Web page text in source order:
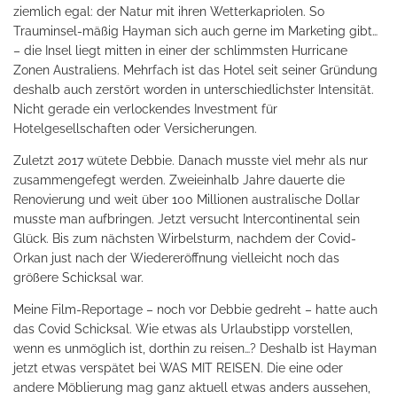
ziemlich egal: der Natur mit ihren Wetterkapriolen. So
Trauminsel-mäßig Hayman sich auch gerne im Marketing gibt…
– die Insel liegt mitten in einer der schlimmsten Hurricane
Zonen Australiens. Mehrfach ist das Hotel seit seiner Gründung
deshalb auch zerstört worden in unterschiedlichster Intensität.
Nicht gerade ein verlockendes Investment für
Hotelgesellschaften oder Versicherungen.
Zuletzt 2017 wütete Debbie. Danach musste viel mehr als nur
zusammengefegt werden. Zweieinhalb Jahre dauerte die
Renovierung und weit über 100 Millionen australische Dollar
musste man aufbringen. Jetzt versucht Intercontinental sein
Glück. Bis zum nächsten Wirbelsturm, nachdem der Covid-
Orkan just nach der Wiedereröffnung vielleicht noch das
größere Schicksal war.
Meine Film-Reportage – noch vor Debbie gedreht – hatte auch
das Covid Schicksal. Wie etwas als Urlaubstipp vorstellen,
wenn es unmöglich ist, dorthin zu reisen…? Deshalb ist Hayman
jetzt etwas verspätet bei WAS MIT REISEN. Die eine oder
andere Möblierung mag ganz aktuell etwas anders aussehen,